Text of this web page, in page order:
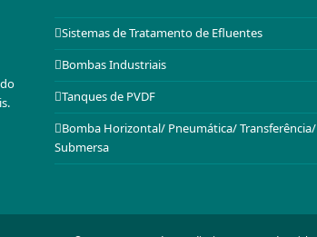
Sistemas de Tratamento de Efluentes
Bombas Industriais
Tanques de PVDF
Bomba Horizontal/ Pneumática/ Transferência/
Submersa